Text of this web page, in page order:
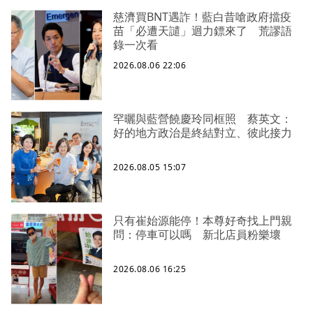
慈濟買BNT遇詐！藍白昔嗆政府擋疫
苗「必遭天譴」迴力鏢來了 荒謬語
錄一次看
2026.08.06 22:06
罕曬與藍營饒慶玲同框照 蔡英文：
好的地方政治是終結對立、彼此接力
2026.08.05 15:07
只有崔始源能停！本尊好奇找上門親
問：停車可以嗎 新北店員粉樂壞
2026.08.06 16:25